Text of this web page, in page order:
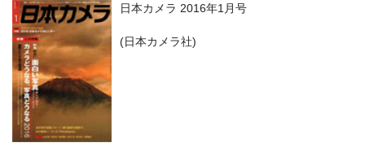
日本カメラ 2016年1月号
(日本カメラ社)